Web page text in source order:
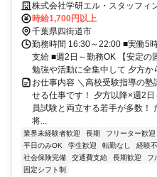
株式会社学研エル・スタッフィ
時給1,700円以上
千葉県四街道市
勤務時間 16:30～22:00 ■実働5
支給 ■週2日～勤務OK 【安定の
勉強や活動に全集中して 夕方か
お仕事内容 ＼高校受験指導の
せる仕事です！ 夕方以降×週2
員試験と両立する若手が多数！
将...
業界未経験者歓迎 長期 フリーター歓迎
平日のみOK
学生歓迎 転勤なし 経験
社会保険完備
交通費支給 長期歓迎 フ
固定シフト制